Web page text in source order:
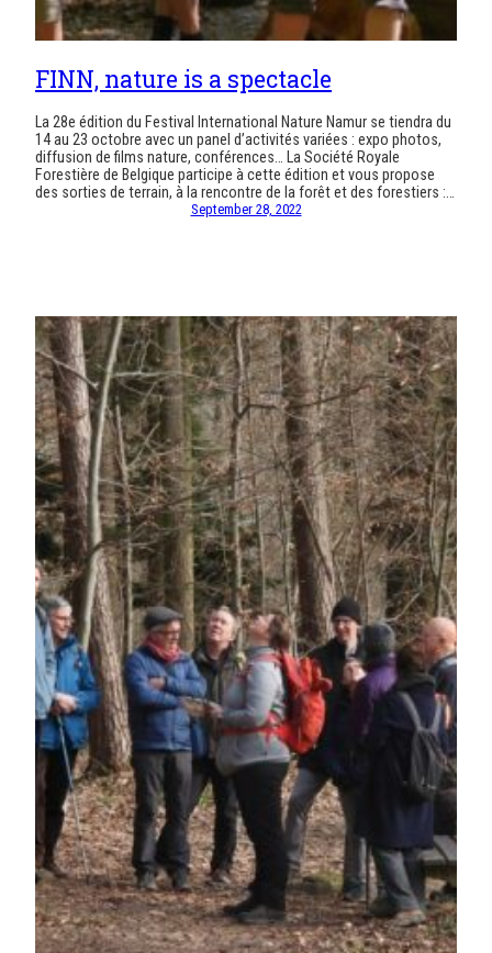
FINN, nature is a spectacle
La 28e édition du Festival International Nature Namur se tiendra du
14 au 23 octobre avec un panel d’activités variées : expo photos,
diffusion de films nature, conférences… La Société Royale
Forestière de Belgique participe à cette édition et vous propose
des sorties de terrain, à la rencontre de la forêt et des forestiers :…
September 28, 2022